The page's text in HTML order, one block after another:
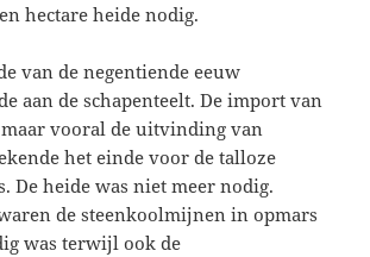
hectare heide nodig.
van de negentiende eeuw
aan de schapenteelt. De import van
vooral de uitvinding van
het einde voor de talloze
De heide was niet meer nodig.
de steenkoolmijnen in opmars
was terwijl ook de